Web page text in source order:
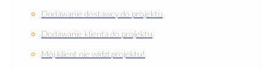
Dodawanie dostawcy do projektu
Dodawanie klienta do projektu
Mój klient nie widzi projektu!